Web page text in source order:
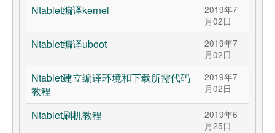
Ntablet编译kernel
2019年7
月02日
Ntablet编译uboot
2019年7
月02日
Ntablet建立编译环境和下载所需代码
教程
2019年7
月02日
Ntablet刷机教程
2019年6
月25日